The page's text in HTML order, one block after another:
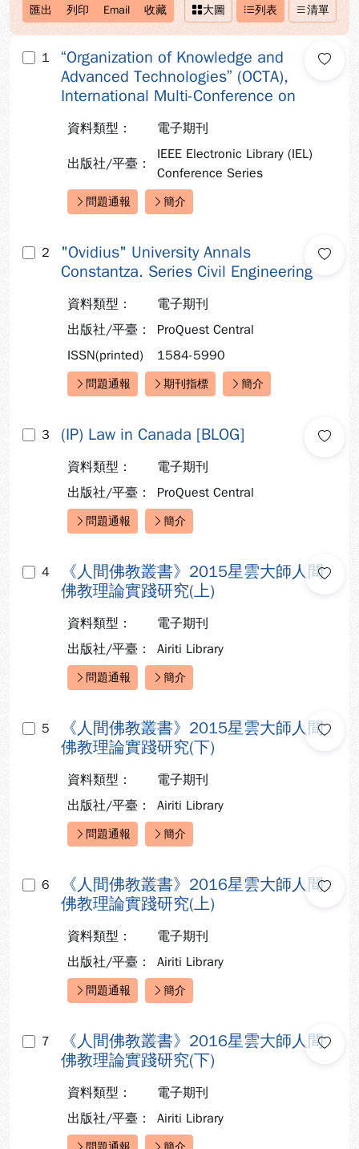
匯出 列印 Email 收藏 大圖 列表 清單
1
“Organization of Knowledge and
Advanced Technologies” (OCTA),
International Multi-Conference on
資料類型： 電子期刊
出版社/平臺：
IEEE Electronic Library (IEL)
Conference Series
快速連結：
問題通報 簡介
2
"Ovidius" University Annals
Constantza. Series Civil Engineering
資料類型：
電子期刊
出版社/平臺：
ProQuest Central
ISSN(printed)
1584-5990
快速連結：
問題通報 期刊指標 簡介
3 (IP) Law in Canada [BLOG]
資料類型：
電子期刊
出版社/平臺：
ProQuest Central
快速連結：
問題通報 簡介
4
《人間佛教叢書》2015星雲大師人間
佛教理論實踐研究(上)
資料類型：
電子期刊
出版社/平臺：
Airiti Library
快速連結：
問題通報 簡介
5
《人間佛教叢書》2015星雲大師人間
佛教理論實踐研究(下)
資料類型：
電子期刊
出版社/平臺：
Airiti Library
快速連結：
問題通報 簡介
6
《人間佛教叢書》2016星雲大師人間
佛教理論實踐研究(上)
資料類型：
電子期刊
出版社/平臺：
Airiti Library
快速連結：
問題通報 簡介
7
《人間佛教叢書》2016星雲大師人間
佛教理論實踐研究(下)
資料類型：
電子期刊
出版社/平臺：
Airiti Library